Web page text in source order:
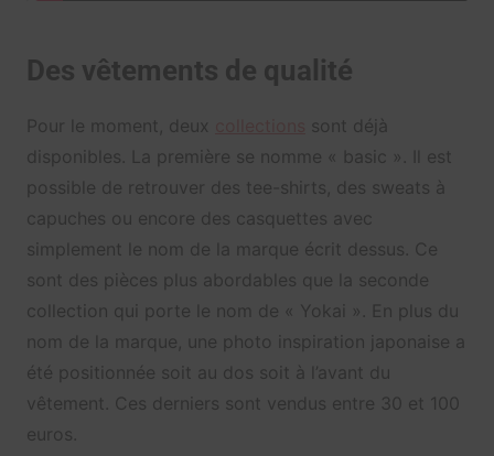
Des vêtements de qualité
Pour le moment, deux
sont déjà
disponibles. La première se nomme « basic ». Il est
possible de retrouver des tee-shirts, des sweats à
capuches ou encore des casquettes avec
simplement le nom de la marque écrit dessus. Ce
sont des pièces plus abordables que la seconde
collection qui porte le nom de « Yokai ». En plus du
nom de la marque, une photo inspiration japonaise a
été positionnée soit au dos soit à l’avant du
vêtement. Ces derniers sont vendus entre 30 et 100
euros.